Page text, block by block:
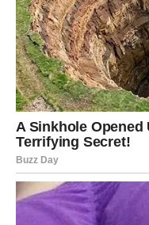
Blizanci danas dobijaju
raspoloženje u sekundi.
Vi ste znak
kakvu dugo nisu
čekali da čujete.
Ako ste u vezi – danas
rastao danima.
Ako ste sami – neko